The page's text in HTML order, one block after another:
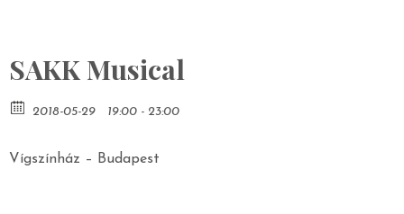
SAKK Musical
2018-05-29 19:00 - 23:00
Vígszínház – Budapest